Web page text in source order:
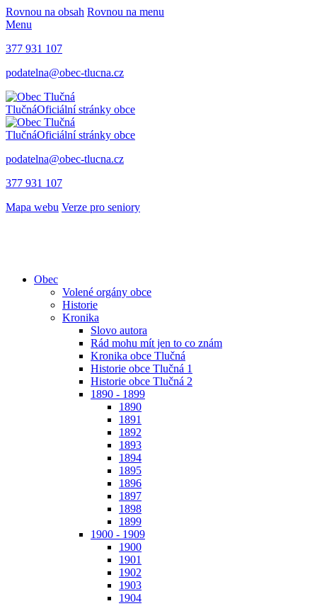
Rovnou na obsah Rovnou na menu
Menu
377 931 107
podatelna@obec-tlucna.cz
TlučnáOficiální stránky obce
TlučnáOficiální stránky obce
podatelna@obec-tlucna.cz
377 931 107
Mapa webu Verze pro seniory
Obec
Volené orgány obce
Historie
Kronika
Slovo autora
Rád mohu mít jen to co znám
Kronika obce Tlučná
Historie obce Tlučná 1
Historie obce Tlučná 2
1890 - 1899
1890
1891
1892
1893
1894
1895
1896
1897
1898
1899
1900 - 1909
1900
1901
1902
1903
1904